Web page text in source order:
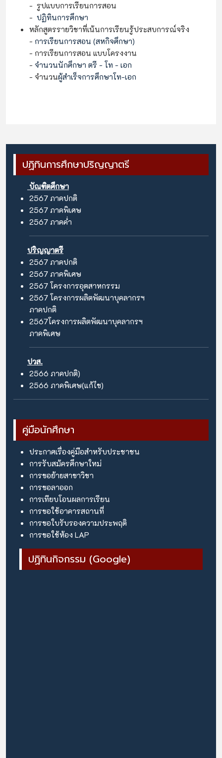
- รูปแบบการเรียนการสอน
- ปฏิทินการศึกษา
หลักสูตรรายวิชาที่เน้นการเรียนรู้ประสบการณ์จริง
- การเรียนการสอน (สหกิจศึกษา)
- การเรียนการสอน แบบโครงงาน
- จำนวนนักศึกษา ตรี - โท - เอก
- จำนวนผู้สำเร็จการศึกษาโท-เอก
ปฏิทินการศึกษาปริญญาตรี
บัณฑิตศึกษา
2567 ภาคปกติ
2567 ภาคพิเศษ
2567 ภาคค่ำ
ปริญญาตรี
2567 ภาคปกติ
2567 ภาคพิเศษ
2567 โครงการอุตสาหกรรม
2567 โครงการผลิตพัฒนาบุคลากรฯ
ภาคปกติ
2567โครงการผลิตพัฒนาบุคลากรฯ
ภาคพิเศษ
ปวส.
2566 ภาคปกติ)
2566 ภาคพิเศษ(แก้ไข)
คู่มือนักศึกษา
ประกาศเรื่องคู่มือสำหรับประชาชน
การรับสม้ครศึกษาใหม่
การขอย้ายสาขาวิชา
การขอลาออก
การเทียบโอนผลการเรียน
การขอใช้อาคารสถานที่
การขอใบรับรองความประพฤติ
การขอใช้ห้อง LAP
ปฏิทินกิจกรรม (Google)